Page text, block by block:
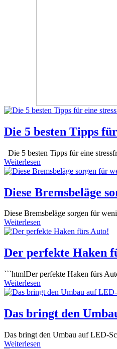
Die 5 besten Tipps
Die 5 besten Tipps für eine
Weiterlesen
Diese Bremsbeläge
Diese Bremsbeläge sorgen für⁤
Weiterlesen
Der perfekte Haken
```htmlDer perfekte Haken fürs
Weiterlesen
Das bringt den
Das bringt den Umbau auf LED-
Weiterlesen